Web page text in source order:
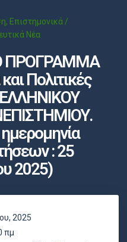
, Επιστημονικά /
Νέα
ΠΡΟΓΡΑΜΜΑ
Πολιτικές
: 25
2025)
2025
πμ